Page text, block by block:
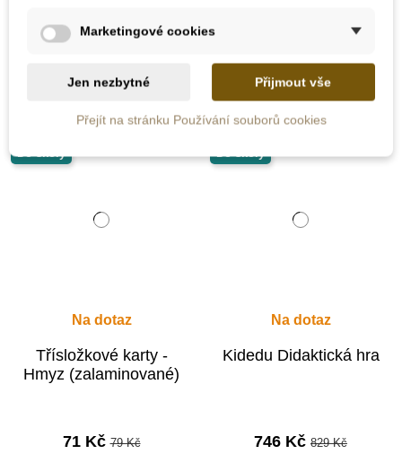
-10%
Do školy
Na dotaz
Třísložkové karty -
Hmyz (zalaminované)
71 Kč79 Kč
Do školy
Na dotaz
Kidedu Didaktická hra
746 Kč 829 Kč
Marketingové cookies
Jen nezbytné Přijmout vše
Přejít na stránku Používání souborů cookies